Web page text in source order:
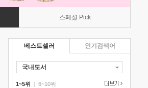
스페셜 Pick
베스트셀러
국내도서
1~5위 | 6~10위
인기검색어